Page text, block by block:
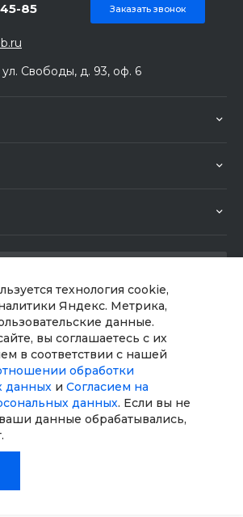
технология cookie,
Яндекс. Метрика,
данные.
вы соглашаетесь с их
в соответствии с нашей
обработки
данных и Согласием на
данных. Если вы не
данные обрабатывались,
85 Заказать звонок
ул. Свободы, д. 93, оф. 6
Мы в соц. сетях
Все права защищены